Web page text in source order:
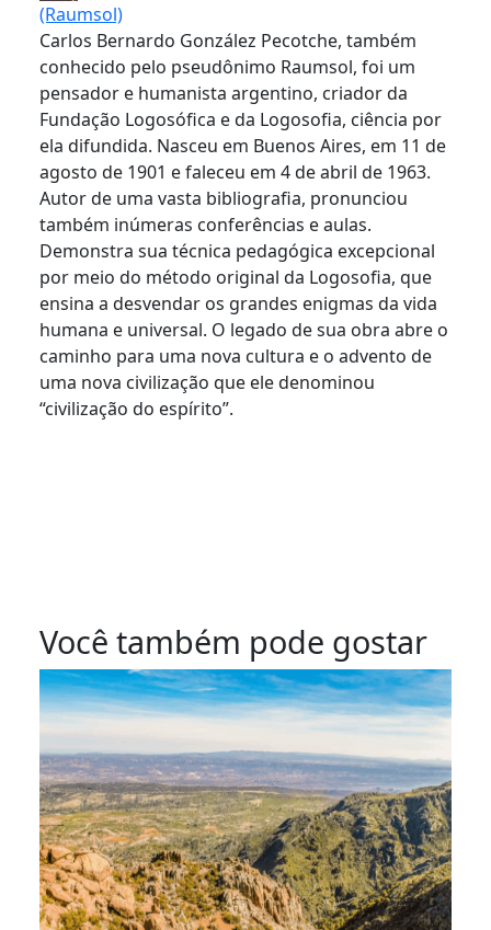
(Raumsol)
Carlos Bernardo González Pecotche, também
conhecido pelo pseudônimo Raumsol, foi um
pensador e humanista argentino, criador da
Fundação Logosófica e da Logosofia, ciência por
ela difundida. Nasceu em Buenos Aires, em 11 de
agosto de 1901 e faleceu em 4 de abril de 1963.
Autor de uma vasta bibliografia, pronunciou
também inúmeras conferências e aulas.
Demonstra sua técnica pedagógica excepcional
por meio do método original da Logosofia, que
ensina a desvendar os grandes enigmas da vida
humana e universal. O legado de sua obra abre o
caminho para uma nova cultura e o advento de
uma nova civilização que ele denominou
“civilização do espírito”.
Você também pode gostar